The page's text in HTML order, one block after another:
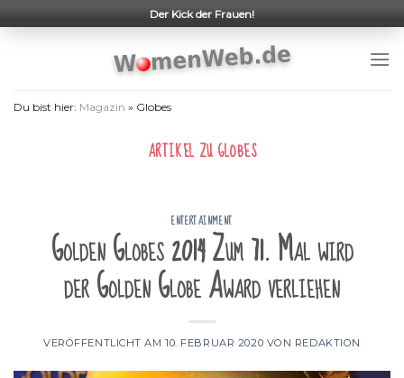
to
Der Kick der Frauen!
Du bist hier: Magazin » Globes
ARTIKEL ZUGLOBES
ENTERTAINMENT
Golden Globes 2014 Zum 71. Mal wird
der Golden Globe Award verliehen
VERÖFFENTLICHT AM10. FEBRUAR 2020 VON REDAKTION